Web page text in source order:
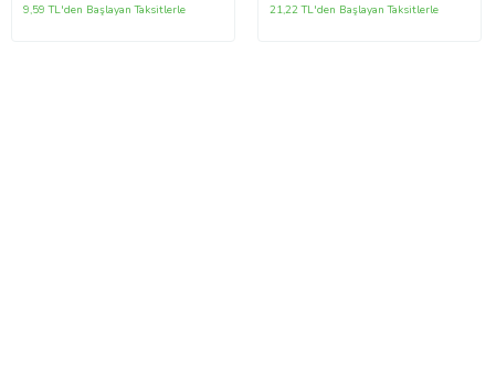
9,59 TL'den Başlayan Taksitlerle 21,22 TL'den Başlayan Taksitlerle